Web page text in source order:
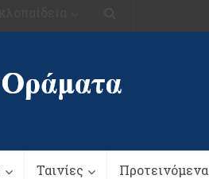
Ταινίες Προτεινόμενα